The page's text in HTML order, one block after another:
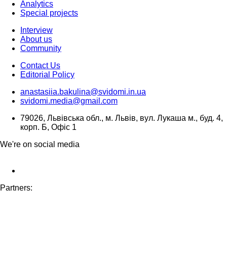
Analytics
Special projects
Interview
About us
Community
Contact Us
Editorial Policy
anastasiia.bakulina@svidomi.in.ua
svidomi.media@gmail.com
79026, Львівська обл., м. Львів, вул. Лукаша м., буд. 4,
корп. Б, Офіс 1
We're on social media
Partners: